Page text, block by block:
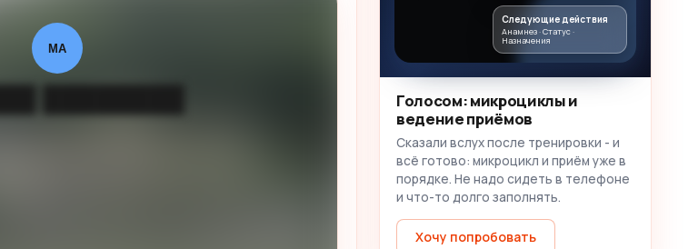
МА
Следующие действия
Анамнез · Статус ·
Назначения
Голосом: микроциклы и
ведение приёмов
Сказали вслух после тренировки - и
всё готово: микроцикл и приём уже в
порядке. Не надо сидеть в телефоне
и что-то долго заполнять.
Хочу попробовать